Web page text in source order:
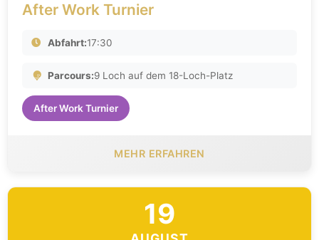
After Work Turnier
Abfahrt:17:30
Parcours:9 Loch auf dem 18-Loch-Platz
After Work Turnier
MEHR ERFAHREN
19